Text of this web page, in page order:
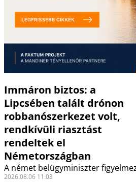
Immáron biztos: a
Lipcsében talált drónon
robbanószerkezet volt,
rendkívüli riasztást
rendeltek el
Németországban
A német belügyminiszter
2026.08.06 11:03